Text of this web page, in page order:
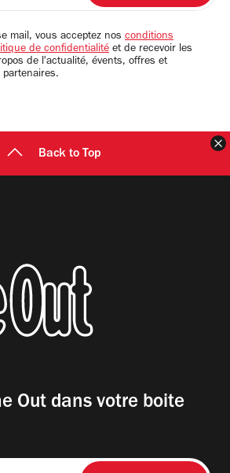
mail, vous acceptez nos conditions
de confidentialité et de recevoir les
de l'actualité, évents, offres et
partenaires.
Back to Top
Out dans votre boite